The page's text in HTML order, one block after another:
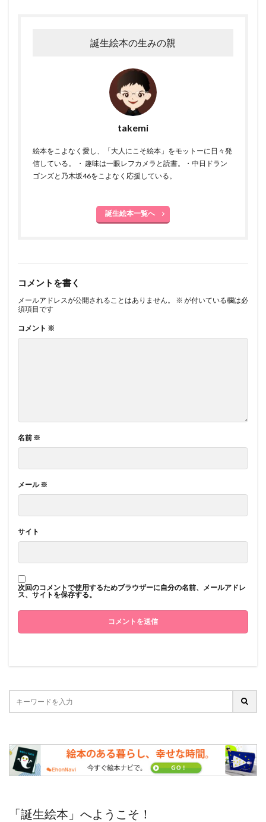
誕生絵本の生みの親
takemi
絵本をこよなく愛し、「大人にこそ絵本」をモットーに日々発
信している。 ・ 趣味は一眼レフカメラと読書。・中日ドラン
ゴンズと乃木坂46をこよなく応援している。
誕生絵本一覧へ
コメントを書く
メールアドレスが公開されることはありません。 ※ が付いている欄は必
須項目です
コメント ※
名前 ※
メール※
サイト
次回のコメントで使用するためブラウザーに自分の名前、メールアドレ
ス、サイトを保存する。
「誕生絵本」へようこそ！